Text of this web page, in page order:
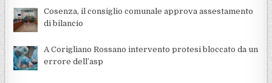
Cosenza, il consiglio comunale approva assestamento
di bilancio
A Corigliano Rossano intervento protesi bloccato da un
errore dell’asp